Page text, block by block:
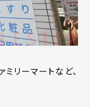
リーマートなど、